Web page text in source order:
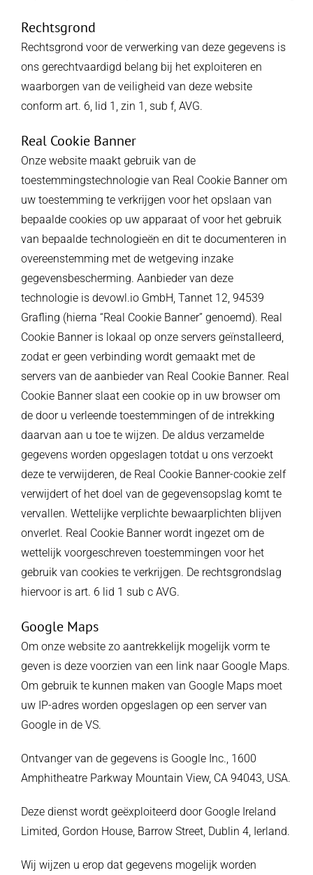
Rechtsgrond
Rechtsgrond voor de verwerking van deze gegevens is
ons gerechtvaardigd belang bij het exploiteren en
waarborgen van de veiligheid van deze website
conform art. 6, lid 1, zin 1, sub f, AVG.
Real Cookie Banner
Onze website maakt gebruik van de
toestemmingstechnologie van Real Cookie Banner om
uw toestemming te verkrijgen voor het opslaan van
bepaalde cookies op uw apparaat of voor het gebruik
van bepaalde technologieën en dit te documenteren in
overeenstemming met de wetgeving inzake
gegevensbescherming. Aanbieder van deze
technologie is devowl.io GmbH, Tannet 12, 94539
Grafling (hierna “Real Cookie Banner” genoemd). Real
Cookie Banner is lokaal op onze servers geïnstalleerd,
zodat er geen verbinding wordt gemaakt met de
servers van de aanbieder van Real Cookie Banner. Real
Cookie Banner slaat een cookie op in uw browser om
de door u verleende toestemmingen of de intrekking
daarvan aan u toe te wijzen. De aldus verzamelde
gegevens worden opgeslagen totdat u ons verzoekt
deze te verwijderen, de Real Cookie Banner-cookie zelf
verwijdert of het doel van de gegevensopslag komt te
vervallen. Wettelijke verplichte bewaarplichten blijven
onverlet. Real Cookie Banner wordt ingezet om de
wettelijk voorgeschreven toestemmingen voor het
gebruik van cookies te verkrijgen. De rechtsgrondslag
hiervoor is art. 6 lid 1 sub c AVG.
Google Maps
Om onze website zo aantrekkelijk mogelijk vorm te
geven is deze voorzien van een link naar Google Maps.
Om gebruik te kunnen maken van Google Maps moet
uw IP-adres worden opgeslagen op een server van
Google in de VS.
Ontvanger van de gegevens is Google Inc., 1600
Amphitheatre Parkway Mountain View, CA 94043, USA.
Deze dienst wordt geëxploiteerd door Google Ireland
Limited, Gordon House, Barrow Street, Dublin 4, Ierland.
Wij wijzen u erop dat gegevens mogelijk worden